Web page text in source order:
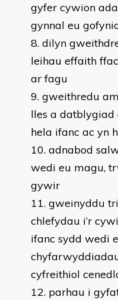
gyfer cywion
gynnal eu
dilyn
leihau effaith
ar fagu
gweithredu
lles a
hela ifanc ac yn
adnabod
wedi eu magu,
gywir
gweinyddu
chlefydau i’r
ifanc sydd wedi
cyfreithiol
parhau i